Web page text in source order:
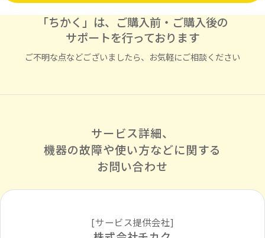
「ちかく」は、ご購入前・ご購入後の
サポートを行っております
ご不明な点などございましたら、お気軽にご相談ください
サービス詳細、
機器の故障や使い方などに関する
お問い合わせ
[サービス提供会社]